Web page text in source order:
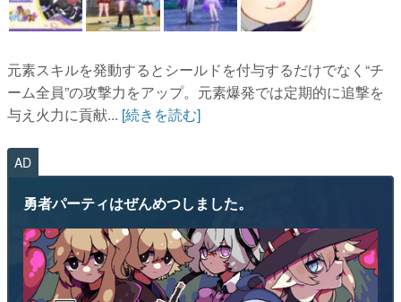
元素スキルを発動するとシールドを付与するだけでなく“チ
ーム全員”の攻撃力をアップ。元素爆発では定期的に追撃を
与え火力に貢献... [続きを読む]
AD
勇者パーティはぜんめつしました。